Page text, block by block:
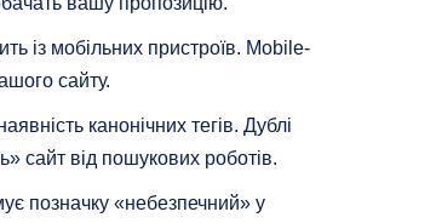
із мобільних пристроїв. Mobile-
сайту.
канонічних тегів. Дублі
сайт від пошукових роботів.
позначку «небезпечний» у